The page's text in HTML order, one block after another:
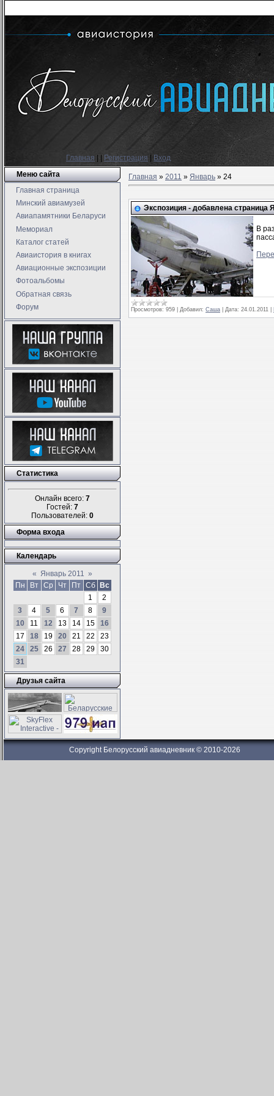
Главная Регистрация
Вход
Меню сайта
Главная страница
Минский авиамузей
Авиапамятники Беларуси
Мемориал
Каталог статей
Авиаистория в книгах
Авиационные экспозиции
Фотоальбомы
Обратная связь
Форум
Статистика
Онлайн всего: 7
Гостей: 7
Пользователей: 0
Форма входа
Календарь
« Январь 2011 »
Пн
Вт Ср Чт Пт Сб
Вс
1
2
3
4 5 6 7 8
9
10
11 12 13 14 15
16
17
18 19 20 21 22
23
24
25 26 27 28 29
30
31
Друзья сайта
Главная»2011 » Январь » 24
Экспозиция - добавлена страница
В
Просмотров: 959 Добавил: Саша Дата: 24.01.2011
Copyright Белорусский авиадневник © 2010-2026